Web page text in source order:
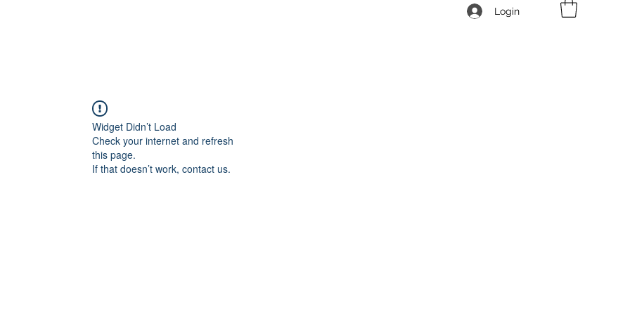
Login
Widget Didn’t Load
Check your internet and refresh
this page.
If that doesn’t work, contact us.